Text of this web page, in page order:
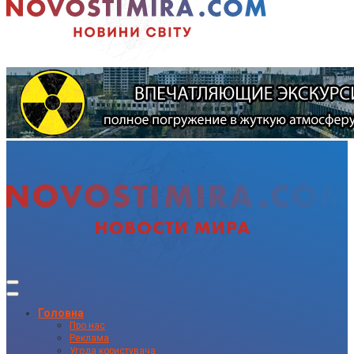
Головна
Про нас
Реклама
Угода користувача